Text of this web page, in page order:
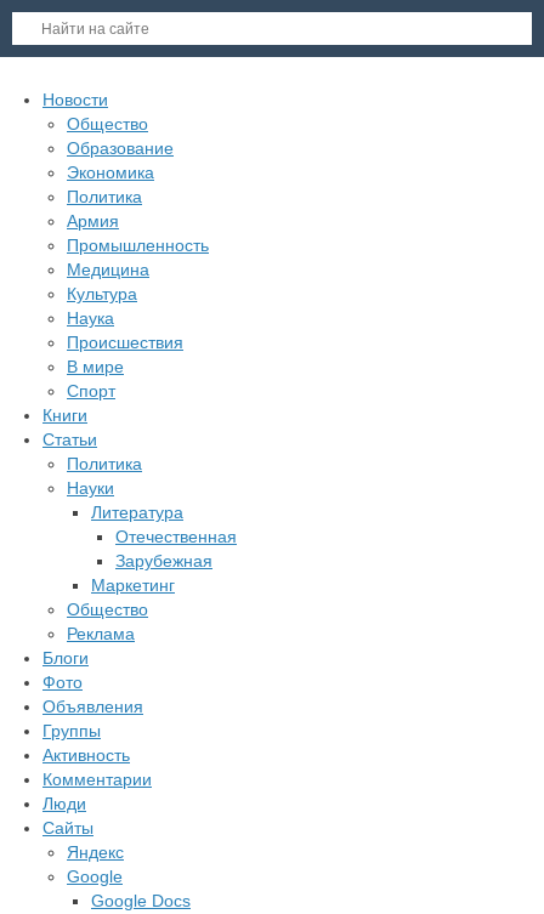
Новости
Общество
Образование
Экономика
Политика
Армия
Промышленность
Медицина
Культура
Наука
Происшествия
В мире
Спорт
Книги
Статьи
Политика
Науки
Литература
Отечественная
Зарубежная
Маркетинг
Общество
Реклама
Блоги
Фото
Объявления
Группы
Активность
Комментарии
Люди
Сайты
Яндекс
Google
Google Docs